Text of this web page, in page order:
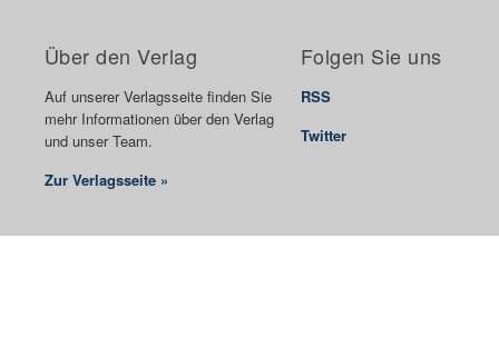
Über den Verlag
Auf unserer Verlagsseite finden Sie
mehr Informationen über den Verlag
und unser Team.
Zur Verlagsseite »
Folgen Sie uns
RSS
Twitter